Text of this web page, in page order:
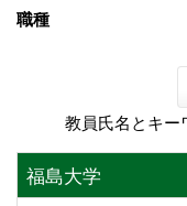
職種
教員氏名とキー
福島大学